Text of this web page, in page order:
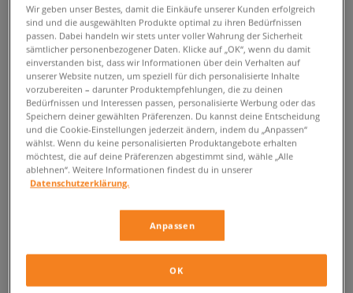
Hebe dich mit Hilfe der Puma RS-2K
Sneakers von der Masse ab!
Möchtest du klassische weiße Sneakers gegen ein wenig mehr
avantgardistische Kicks eintauschen? Wenn du es Liebst den WOW-Effekt
auf den Gesichtern der Passanten hervorzurufen, dann werden dir die
neustenPuma RS-2KKicks die frisch bei Sizeer erhältlich sind mit
Sicherheit gefallen. Der dynamische Shape, die futuristische Form und
das massive Design sind drei Eigenschaften die hervorragend das
beständigem synthetischem Material hergestellt. Dank dessen erfreuen
Wir geben unser Bestes, damit die Einkäufe unserer Kunden erfolgreich
sind und die ausgewählten Produkte optimal zu ihren Bedürfnissen
passen. Dabei handeln wir stets unter voller Wahrung der Sicherheit
sämtlicher personenbezogener Daten. Klicke auf „OK“, wenn du damit
einverstanden bist, dass wir Informationen über dein Verhalten auf
unserer Website nutzen, um speziell für dich personalisierte Inhalte
vorzubereiten – darunter Produktempfehlungen, die zu deinen
Bedürfnissen und Interessen passen, personalisierte Werbung oder das
Speichern deiner gewählten Präferenzen. Du kannst deine Entscheidung
und die Cookie-Einstellungen jederzeit ändern, indem du „Anpassen“
wählst. Wenn du keine personalisierten Produktangebote erhalten
möchtest, die auf deine Präferenzen abgestimmt sind, wähle „Alle
ablehnen“. Weitere Informationen findest du in unserer
Datenschutzerklärung.
Anpassen
OK